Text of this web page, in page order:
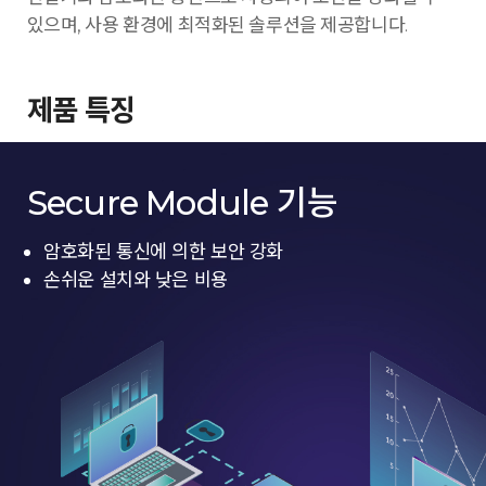
있으며, 사용 환경에 최적화된 솔루션을 제공합니다.
제품 특징
Secure Module 기능
암호화된 통신에 의한 보안 강화
손쉬운 설치와 낮은 비용